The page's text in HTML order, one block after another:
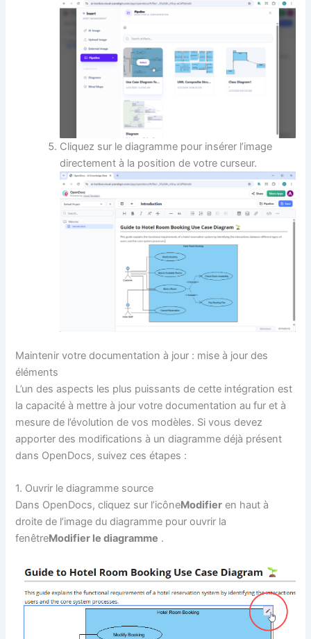
Cliquez sur le diagramme pour insérer l’image
directement à la position de votre curseur.
Maintenir votre documentation à jour : mise à jour des
éléments
L’un des aspects les plus puissants de cette intégration est
la capacité à mettre à jour votre documentation au fur et à
mesure de l’évolution de vos modèles. Si vous devez
apporter des modifications à un diagramme déjà présent
dans OpenDocs, suivez ces étapes :
1. Ouvrir le diagramme source
Dans OpenDocs, cliquez sur l’icôneModifier en haut à
droite de l’image du diagramme pour ouvrir la
fenêtreModifier le diagramme .